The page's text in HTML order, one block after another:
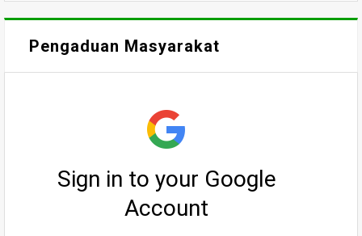
Pengaduan Masyarakat